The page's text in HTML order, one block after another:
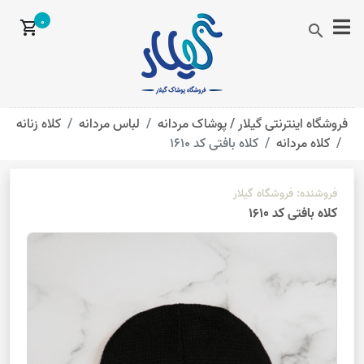
search
shopping_cart0
فروشگاه اینترنتی گیلار /پوشاک مردانه لباس مردانه
کلاه زنانه
کلاه مردانه
کلاه بافتی کد 1610
فروشنده: فروشگاه گیلار
کلاه بافتی کد 1610